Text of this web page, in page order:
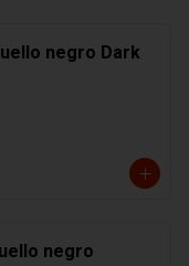
negro Dark
negro